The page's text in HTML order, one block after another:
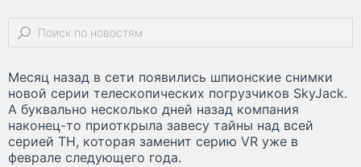
Месяц назад в сети появились шпионские снимки
новой серии телескопических погрузчиков SkyJack.
А буквально несколько дней назад компания
наконец-то приоткрыла завесу тайны над всей
серией TH, которая заменит серию VR уже в
феврале следующего года.